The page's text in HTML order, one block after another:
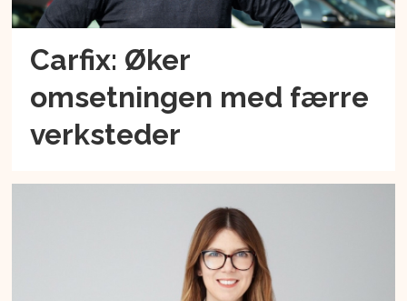
Carfix: Øker
omsetningen med færre
verksteder